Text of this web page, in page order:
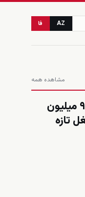
AZ فا
مشاهده همه
حسابی که کسی انتظارش را نداشت: ۹۲ میلیون
شغل تازه